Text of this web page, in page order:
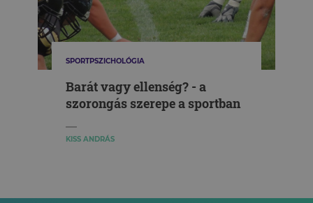
SPORTPSZICHOLÓGIA
Barát vagy ellenség? - a
szorongás szerepe a sportban
KISS ANDRÁS